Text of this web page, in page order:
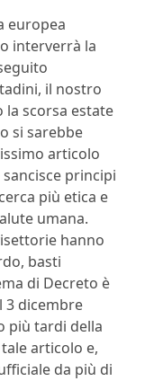
europea
interverrà la
il nostro
la scorsa estate
si sarebbe
articolo
sancisce principi
più etica e
umana.
hanno
basti
di Decreto è
3 dicembre
più tardi della
articolo e,
da più di